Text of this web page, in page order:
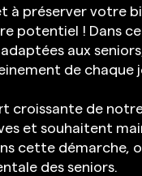
à préserver votre
potentiel ! Dans
aux
de chaque
croissante de
et souhaitent
cette démarche,
des seniors.